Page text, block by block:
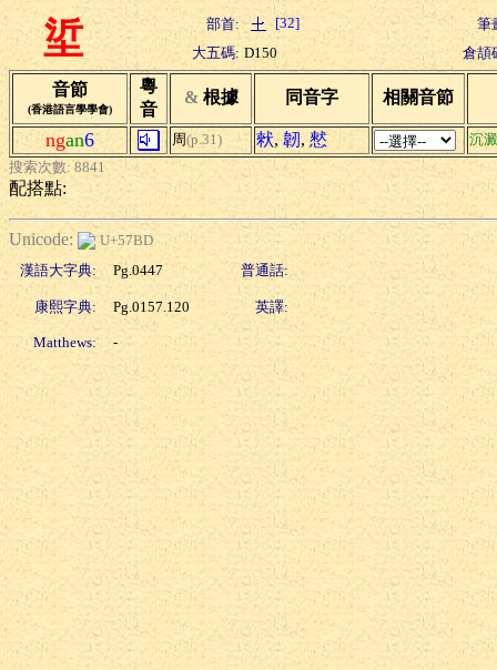
垽 部首: [32]
筆
大五碼: D150 倉頡
音節
(香港語言學學會)
粵
音
& 根據 同音字 相關音節
ngan6 周(p.31) 猌, 韌, 憖
沉
搜索次數: 8841
配搭點:
Unicode:
U+57BD
漢語大字典:
Pg.0447 普通話:
康熙字典: Pg.0157.120 英譯:
Matthews: -